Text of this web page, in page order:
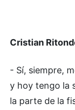
Cristian
- Sí, siempre,
y hoy tengo la
la parte de la